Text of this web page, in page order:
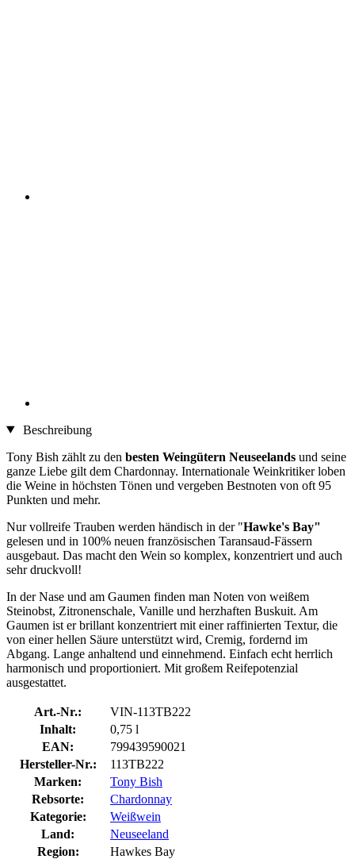
Beschreibung
Tony Bish zählt zu den besten Weingütern Neuseelands und seine
ganze Liebe gilt dem Chardonnay. Internationale Weinkritiker loben
die Weine in höchsten Tönen und vergeben Bestnoten von oft 95
Punkten und mehr.
Nur vollreife Trauben werden händisch in der "Hawke's Bay"
gelesen und in 100% neuen französischen Taransaud-Fässern
ausgebaut. Das macht den Wein so komplex, konzentriert und auch
sehr druckvoll!
In der Nase und am Gaumen finden man Noten von weißem
Steinobst, Zitronenschale, Vanille und herzhaften Buskuit. Am
Gaumen ist er brillant konzentriert mit einer raffinierten Textur, die
von einer hellen Säure unterstützt wird, Cremig, fordernd im
Abgang. Lange anhaltend und einnehmend. Einfach echt herrlich
harmonisch und proportioniert. Mit großem Reifepotenzial
ausgestattet.
Art.-Nr.:
VIN-113TB222
Inhalt:
0,75 l
EAN:
799439590021
Hersteller-Nr.:
113TB222
Marken:
Tony Bish
Rebsorte:
Chardonnay
Kategorie:
Weißwein
Land:
Neuseeland
Region:
Hawkes Bay